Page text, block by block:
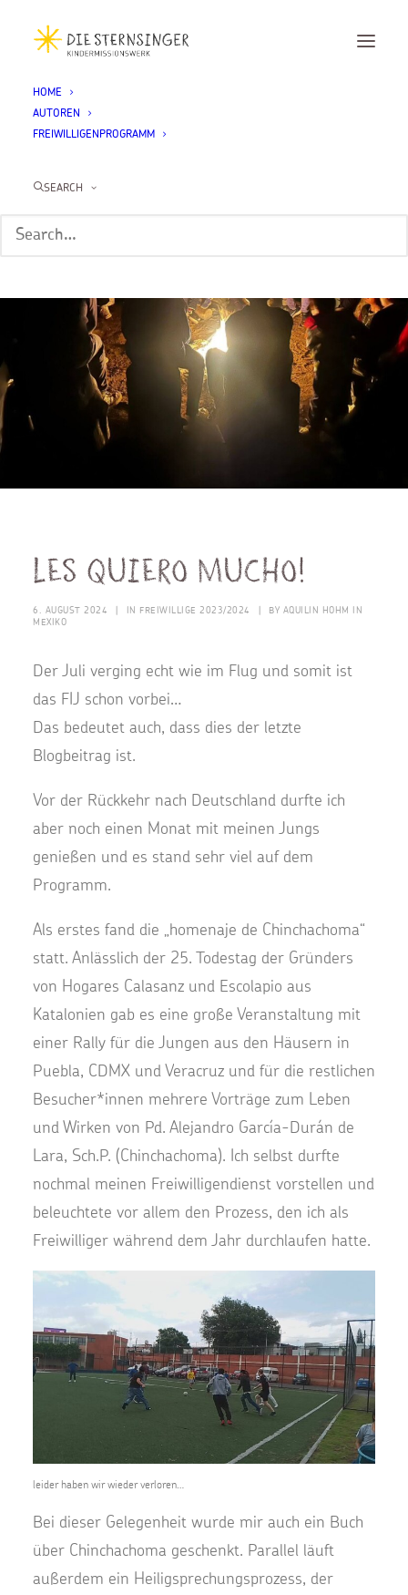
HOME
AUTOREN
FREIWILLIGENPROGRAMM
SEARCH
les quiero mucho!
6. AUGUST 2024 IN FREIWILLIGE 2023/2024 BY AQUILIN HOHM IN
MEXIKO
Der Juli verging echt wie im Flug und somit ist
das FIJ schon vorbei…
Das bedeutet auch, dass dies der letzte
Blogbeitrag ist.
Vor der Rückkehr nach Deutschland durfte ich
aber noch einen Monat mit meinen Jungs
genießen und es stand sehr viel auf dem
Programm.
Als erstes fand die „homenaje de Chinchachoma“
statt. Anlässlich der 25. Todestag der Gründers
von Hogares Calasanz und Escolapio aus
Katalonien gab es eine große Veranstaltung mit
einer Rally für die Jungen aus den Häusern in
Puebla, CDMX und Veracruz und für die restlichen
Besucher*innen mehrere Vorträge zum Leben
und Wirken von Pd. Alejandro García-Durán de
Lara, Sch.P. (Chinchachoma). Ich selbst durfte
nochmal meinen Freiwilligendienst vorstellen und
beleuchtete vor allem den Prozess, den ich als
Freiwilliger während dem Jahr durchlaufen hatte.
leider haben wir wieder verloren…
Bei dieser Gelegenheit wurde mir auch ein Buch
über Chinchachoma geschenkt. Parallel läuft
außerdem ein Heiligsprechungsprozess, der